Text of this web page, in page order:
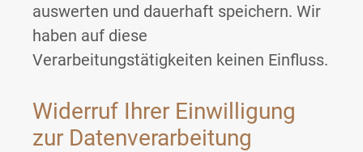
auswerten und dauerhaft speichern. Wir
haben auf diese
Verarbeitungstätigkeiten keinen Einfluss.
Widerruf Ihrer Einwilligung
zur Datenverarbeitung